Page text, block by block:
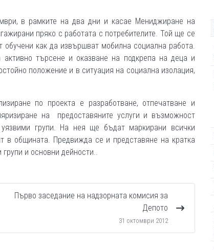
в рамките на два дни и касае Мениджиране на
пряко с работата с потребителите. Той ще се
как да извършват мобилна социална работа.
търсене и оказване на подкрепа на деца и
положение и в ситуация на социална изолация,
по проекта е разработване, отпечатване и
на предоставяните услуги и възможност
групи. На нея ще бъдат маркирани всички
в общината. Предвижда се и представяне на кратка
и основни дейности..
Първо заседание на надзорната комисия за
Депото
31 октомври 2012